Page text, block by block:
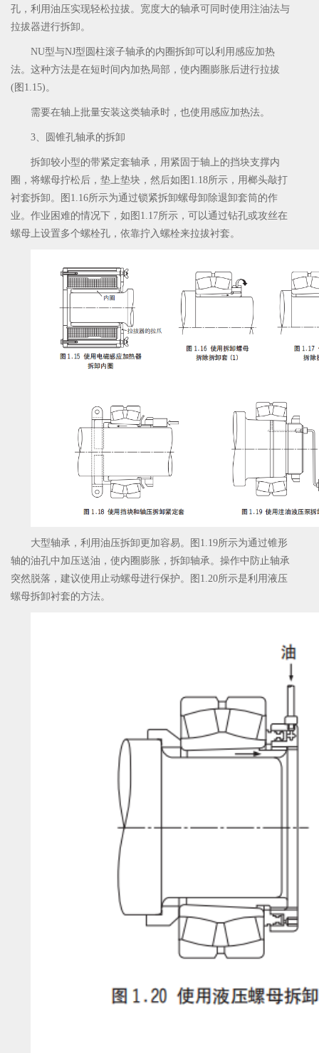
孔，利用油压实现轻松拉拔。宽度大的轴承可同时使用注油法与
拉拔器进行拆卸。
NU型与NJ型圆柱滚子轴承的内圈拆卸可以利用感应加热
法。这种方法是在短时间内加热局部，使内圈膨胀后进行拉拔
(图1.15)。
需要在轴上批量安装这类轴承时，也使用感应加热法。
3、圆锥孔轴承的拆卸
拆卸较小型的带紧定套轴承，用紧固于轴上的挡块支撑内
圈，将螺母拧松后，垫上垫块，然后如图1.18所示，用榔头敲打
衬套拆卸。图1.16所示为通过锁紧拆卸螺母卸除退卸套筒的作
业。作业困难的情况下，如图1.17所示，可以通过钻孔或攻丝在
螺母上设置多个螺栓孔，依靠拧入螺栓来拉拔衬套。
大型轴承，利用油压拆卸更加容易。图1.19所示为通过锥形
轴的油孔中加压送油，使内圈膨胀，拆卸轴承。操作中防止轴承
突然脱落，建议使用止动螺母进行保护。图1.20所示是利用液压
螺母拆卸衬套的方法。